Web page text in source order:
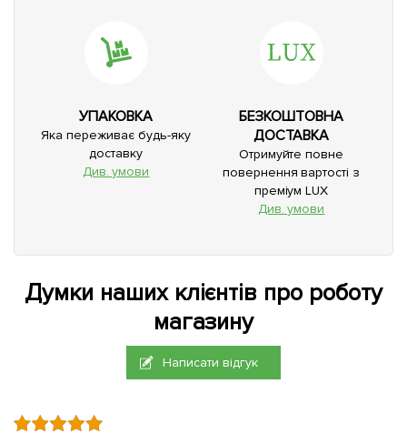
УПАКОВКА
Яка переживає будь-яку
доставку
Див. умови
БЕЗКОШТОВНА
ДОСТАВКА
Отримуйте повне
повернення вартості з
преміум LUX
Див. умови
Думки наших клієнтів про роботу
магазину
Написати відгук